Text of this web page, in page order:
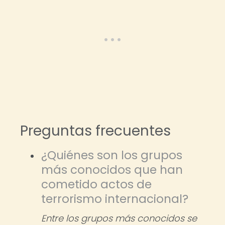
Preguntas frecuentes
¿Quiénes son los grupos
más conocidos que han
cometido actos de
terrorismo internacional?
Entre los grupos más conocidos se